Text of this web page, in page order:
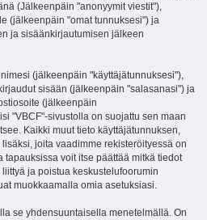
(Jälkeenpäin "anonyymit viestit"),
(jälkeenpäin "omat tunnuksesi") ja
ja sisäänkirjautumisen jälkeen
(jälkeenpäin "käyttäjätunnuksesi"),
sisään (jälkeenpäin "salasanasi") ja
(jälkeenpäin
"VBCF"-sivustolla on suojattu sen maan
Kaikki muut tieto käyttäjätunnuksen,
joita vaadimme rekisteröityessä on
voit itse päättää mitkä tiedot
ja poistua keskustelufoorumin
muokkaamalla omia asetuksiasi.
se yhdensuuntaisella menetelmällä. On